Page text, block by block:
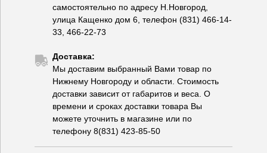
самостоятельно по адресу Н.Новгород,
улица Кащенко дом 6, телефон (831) 466-14-
33, 466-22-73
Доставка:
Мы доставим выбранный Вами товар по
Нижнему Новгороду и области. Стоимость
доставки зависит от габаритов и веса. О
времени и сроках доставки товара Вы
можете уточнить в магазине или по
телефону 8(831) 423-85-50